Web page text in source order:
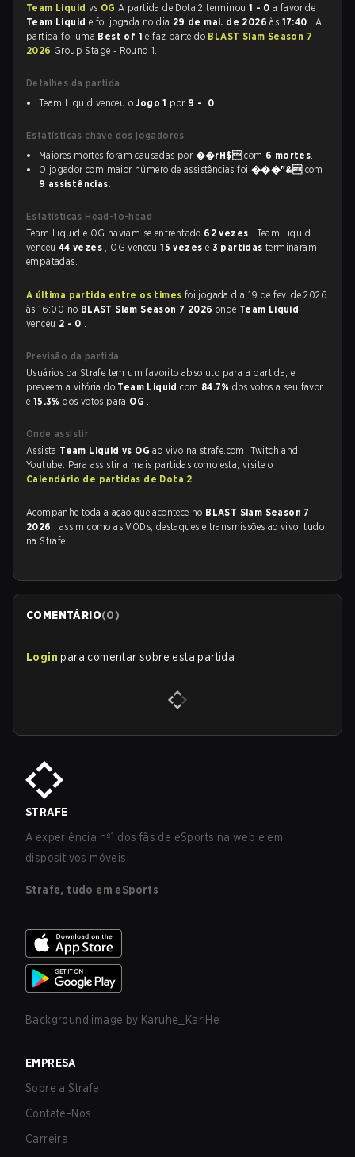
Team Liquid vs OGA partida de Dota 2 terminou 1 - 0 a favor de
Team Liquid e foi jogada no dia 29 de mai. de 2026às 17:40 . A
partida foi uma Best of 1e faz parte do BLAST Slam Season 7
2026 Group Stage - Round 1.
Detalhes da partida
Team Liquid venceu oJogo 1 por 9 - 0
Estatísticas chave dos jogadores
Maiores mortes foram causadas por ��rH$com 6 mortes.
O jogador com maior número de assistências foi ���"&com
9 assistências.
Estatísticas Head-to-head
Team Liquid e OG haviam se enfrentado 62 vezes . Team Liquid
venceu 44 vezes , OG venceu15 vezes e 3 partidasterminaram
empatadas.
A última partida entre os times foi jogada dia 19 de fev. de 2026
às 16:00 no BLAST Slam Season 7 2026 onde Team Liquid
venceu 2 - 0 .
Previsão da partida
Usuários da Strafe tem um favorito absoluto para a partida, e
preveem a vitória do Team Liquidcom 84.7%dos votos a seu favor
e 15.3%dos votos para OG .
Onde assistir
Assista Team Liquid vs OGao vivo na strafe.com, Twitch and
Youtube. Para assistir a mais partidas como esta, visite o
Calendário de partidas de Dota 2 .
Acompanhe toda a ação que acontece no BLAST Slam Season 7
2026 , assim como as VODs, destaques e transmissões ao vivo, tudo
na Strafe.
COMENTÁRIO(0)
Login para comentar sobre esta partida
STRAFE
A experiência nº1 dos fãs de eSports na web e em
dispositivos móveis.
Strafe, tudo em eSports
Background image by Karuhe_KarlHe
EMPRESA
Sobre a Strafe
Contate-Nos
Carreira